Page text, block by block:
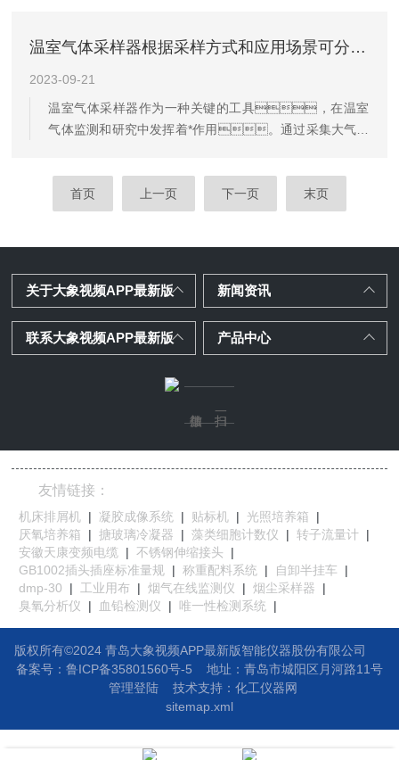
案也成为了仪器...
配、检测分析、生成报告等操作，
促进无纸化办公，提高工作效率。同
险、提高设备效率，并为可持续发展做出贡
献。
温室气体采样器根据采样方式和应用场景可分为哪些类型？
2023-09-21
温室气体采样器作为一种关键的工具，在温室
气体监测和研究中发挥着*作用。通过采集大气样
科学家研究和监测大气环境变化提供有力支持。该
仪器的不断发展和应用，将有助于深入理解全球气候
原理基于大气采样和气体分析技术。主要包括以下几
个步骤：1.采样：通过一个专门设计的
进气系统，将大气中的气体引入到采样仓
中，通常使用积分式采样方法，将...
首页 上一页 下一页 末页
关于大象视频APP最新版 新闻资讯
联系大象视频APP最新版 产品中心
友情链接：
机床排屑机 | 凝胶成像系统 | 贴标机 | 光照培养箱
|
厌氧培养箱
| 搪玻璃冷凝器 | 藻类细胞计数仪 | 转子流量计 |
安徽天康变频电缆
| 不锈钢伸缩接头
|
GB1002插头插座标准量规 | 称重配料系统 | 自卸半挂车
|
dmp-30
| 工业用布 | 烟气在线监测仪 | 烟尘采样器
|
臭氧分析仪
| 血铅检测仪 | 唯一性检测系统 |
版权所有©2024 青岛大象视频APP最新版智能仪器股份有限公司
备案号：鲁ICP备35801560号-5
地址： 青岛市城阳区月河路11号
管理登陆技术支持： 化工仪器网
sitemap.xml